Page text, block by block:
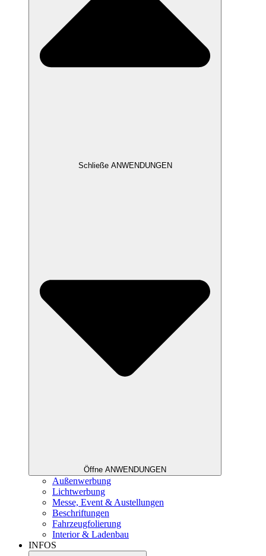
Schließe ANWENDUNGEN
Öffne ANWENDUNGEN
Außenwerbung
Lichtwerbung
Messe, Event & Austellungen
Beschriftungen
Fahrzeugfolierung
Interior & Ladenbau
INFOS